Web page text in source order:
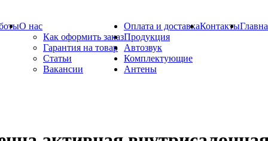
О нас
Как оформить заказ
Гарантия на товар
Статьи
Вакансии
Оплата и доставкаКонтакты
Продукция
Автозвук
Комплектующие
Антены